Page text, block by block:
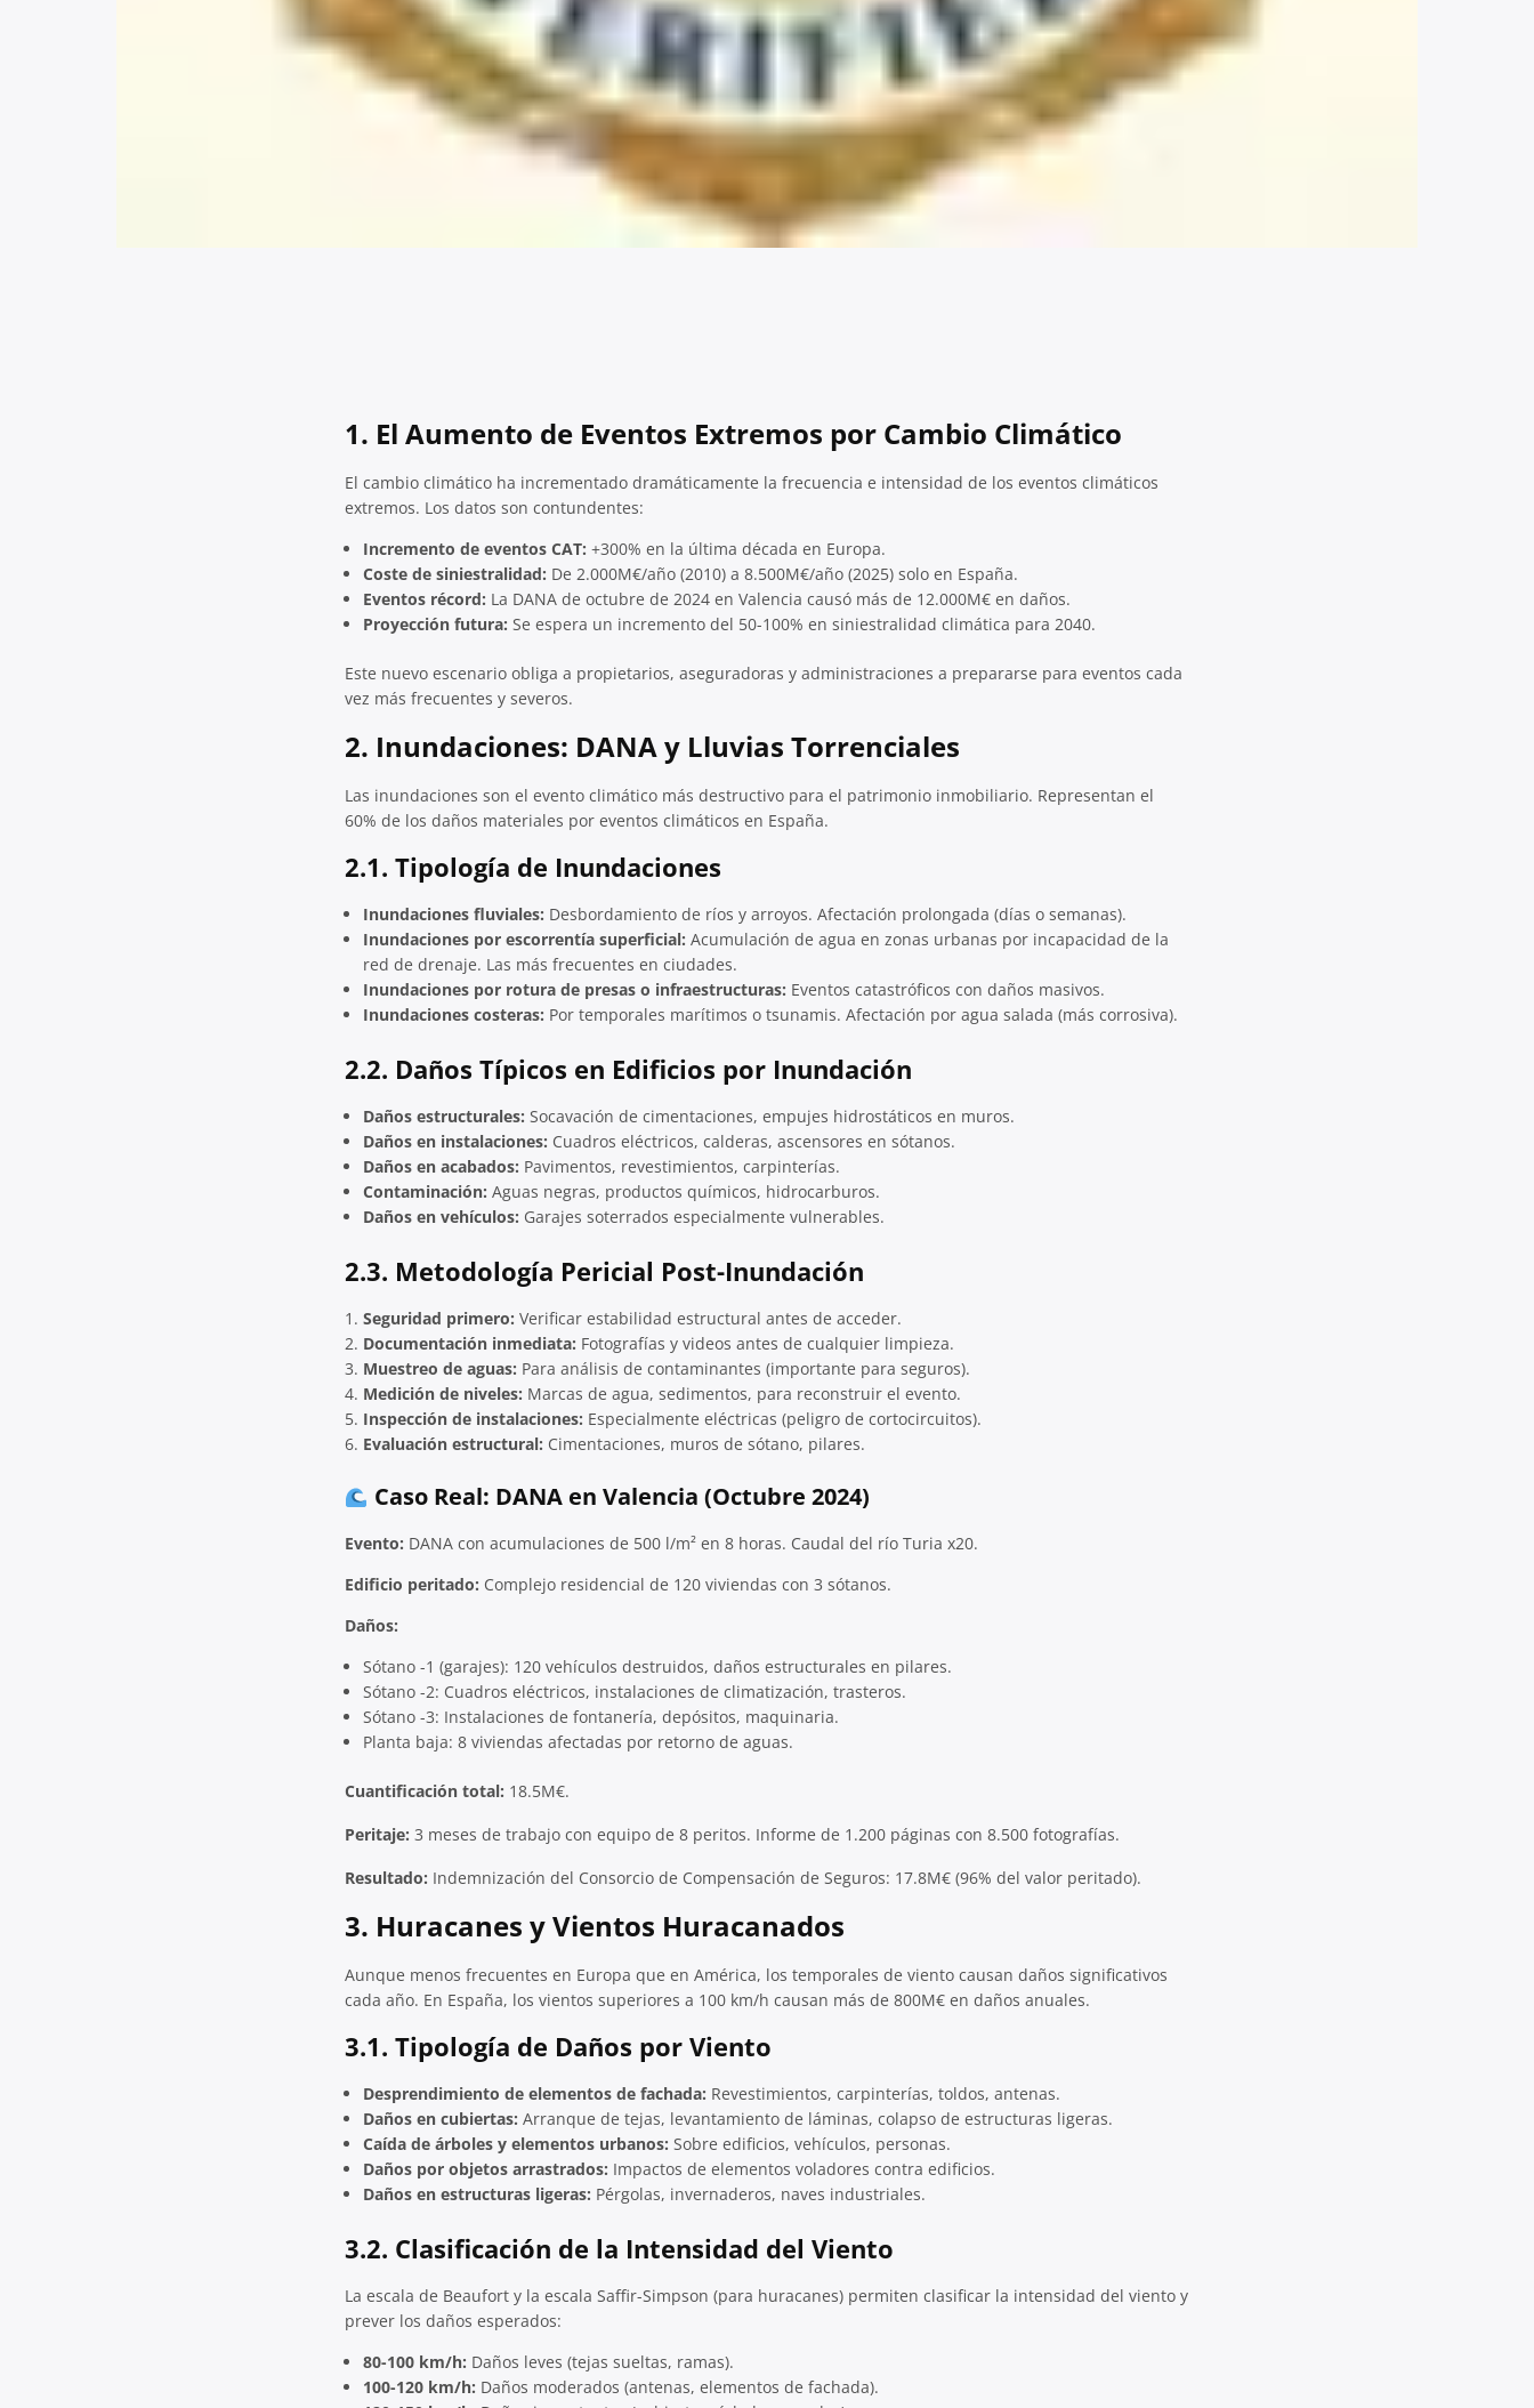
1. El Aumento de Eventos Extremos por Cambio Climático
El cambio climático ha incrementado dramáticamente la frecuencia e intensidad de los eventos climáticos
extremos. Los datos son contundentes:
Incremento de eventos CAT: +300% en la última década en Europa.
Coste de siniestralidad: De 2.000M€/año (2010) a 8.500M€/año (2025) solo en España.
Eventos récord: La DANA de octubre de 2024 en Valencia causó más de 12.000M€ en daños.
Proyección futura: Se espera un incremento del 50-100% en siniestralidad climática para 2040.
Este nuevo escenario obliga a propietarios, aseguradoras y administraciones a prepararse para eventos cada
vez más frecuentes y severos.
2. Inundaciones: DANA y Lluvias Torrenciales
Las inundaciones son el evento climático más destructivo para el patrimonio inmobiliario. Representan el
60% de los daños materiales por eventos climáticos en España.
2.1. Tipología de Inundaciones
Inundaciones fluviales: Desbordamiento de ríos y arroyos. Afectación prolongada (días o semanas).
Inundaciones por escorrentía superficial: Acumulación de agua en zonas urbanas por incapacidad de la
red de drenaje. Las más frecuentes en ciudades.
Inundaciones por rotura de presas o infraestructuras: Eventos catastróficos con daños masivos.
Inundaciones costeras: Por temporales marítimos o tsunamis. Afectación por agua salada (más corrosiva).
2.2. Daños Típicos en Edificios por Inundación
Daños estructurales: Socavación de cimentaciones, empujes hidrostáticos en muros.
Daños en instalaciones: Cuadros eléctricos, calderas, ascensores en sótanos.
Daños en acabados: Pavimentos, revestimientos, carpinterías.
Contaminación: Aguas negras, productos químicos, hidrocarburos.
Daños en vehículos: Garajes soterrados especialmente vulnerables.
2.3. Metodología Pericial Post-Inundación
Seguridad primero: Verificar estabilidad estructural antes de acceder.
Documentación inmediata: Fotografías y videos antes de cualquier limpieza.
Muestreo de aguas: Para análisis de contaminantes (importante para seguros).
Medición de niveles: Marcas de agua, sedimentos, para reconstruir el evento.
Inspección de instalaciones: Especialmente eléctricas (peligro de cortocircuitos).
Evaluación estructural: Cimentaciones, muros de sótano, pilares.
Caso Real: DANA en Valencia (Octubre 2024)
Evento: DANA con acumulaciones de 500 l/m² en 8 horas. Caudal del río Turia x20.
Edificio peritado: Complejo residencial de 120 viviendas con 3 sótanos.
Daños:
Sótano -1 (garajes): 120 vehículos destruidos, daños estructurales en pilares.
Sótano -2: Cuadros eléctricos, instalaciones de climatización, trasteros.
Sótano -3: Instalaciones de fontanería, depósitos, maquinaria.
Planta baja: 8 viviendas afectadas por retorno de aguas.
Cuantificación total: 18.5M€.
Peritaje: 3 meses de trabajo con equipo de 8 peritos. Informe de 1.200 páginas con 8.500 fotografías.
Resultado: Indemnización del Consorcio de Compensación de Seguros: 17.8M€ (96% del valor peritado).
3. Huracanes y Vientos Huracanados
Aunque menos frecuentes en Europa que en América, los temporales de viento causan daños significativos
cada año. En España, los vientos superiores a 100 km/h causan más de 800M€ en daños anuales.
3.1. Tipología de Daños por Viento
Desprendimiento de elementos de fachada: Revestimientos, carpinterías, toldos, antenas.
Daños en cubiertas: Arranque de tejas, levantamiento de láminas, colapso de estructuras ligeras.
Caída de árboles y elementos urbanos: Sobre edificios, vehículos, personas.
Daños por objetos arrastrados: Impactos de elementos voladores contra edificios.
Daños en estructuras ligeras: Pérgolas, invernaderos, naves industriales.
3.2. Clasificación de la Intensidad del Viento
La escala de Beaufort y la escala Saffir-Simpson (para huracanes) permiten clasificar la intensidad del viento y
prever los daños esperados:
80-100 km/h: Daños leves (tejas sueltas, ramas).
100-120 km/h: Daños moderados (antenas, elementos de fachada).